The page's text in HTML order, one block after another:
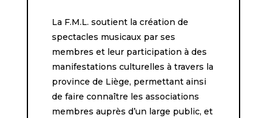
La F.M.L. soutient la création de
spectacles musicaux par ses
membres et leur participation à des
manifestations culturelles à travers la
province de Liège, permettant ainsi
de faire connaître les associations
membres auprès d’un large public, et